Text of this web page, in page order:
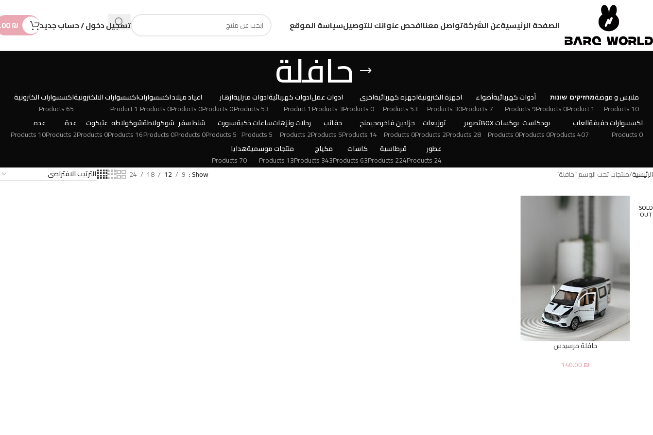
الصفحة الرئيسيةعن الشركةتواصل معناافحص عنوانك للتوصيلسياسة الموقع تسجيل دخول / حساب جديد ₪
حافلة
ملابس و موضة
10 Products
מחזיקים
1 Product
שונות
0 Products
أدوات كهربائية
9 Products
أضواء
7 Products
اجهزة الكترونية
30 Products
اجهزه كهربائية
53 Products
اخرى
0 Products
ادوات عمل
3 Products
ادوات كهربائية
1 Product
ادوات منزلية
53 Products
ازهار
0 Products
اعياد ميلاد
0 Products
اكسسوارات
0 Products
اكسسوارات الالكترونية
1 Product
اكسسوارات الكترونية
65 Products
اكسسوارات خفيفة
0 Products
العاب
407 Products
بودكاست
0 Products
بوكسات BOX
0 Products
تصوير
28 Products
توزيعات
2 Products
جزادين فاخره
0 Products
جيمنج
14 Products
حقائب
5 Products
رحلات ونزهات
2 Products
ساعات ذكية
5 Products
سبورت
5 Products
شنط سفر
0 Products
شوكولاطة
0 Products
شوكولاطه
16 Products
عتيكوت
0 Products
عدة
2 Products
عده
10 Products
عطور
24 Products
قرطاسية
224 Products
كاسات
63 Products
مكياج
343 Products
منتجات موسمية
13 Products
هدايا
70 Products
الرئيسية منتجات تحت الوسم “حافلة” Show
9
12
18
24
SOLD
OUT
حافلة مرسيدس
140.00₪